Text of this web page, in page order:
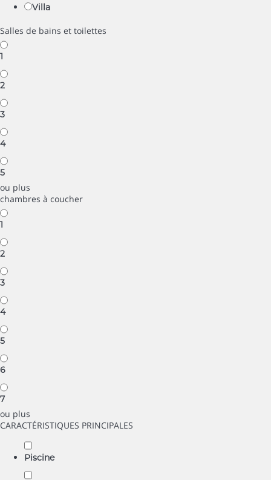
Villa
Salles de bains et toilettes
1
2
3
4
5
ou plus
chambres à coucher
1
2
3
4
5
6
7
ou plus
CARACTÉRISTIQUES PRINCIPALES
Piscine